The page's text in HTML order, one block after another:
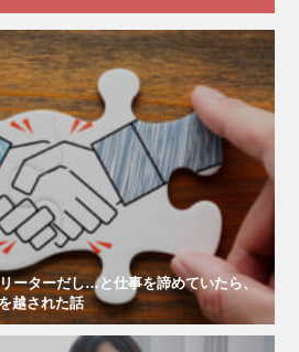
ーターだし…と仕事を諦めていたら、
越された話